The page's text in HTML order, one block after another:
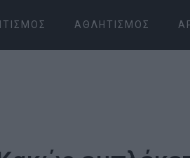
ΑΘΛΗΤΙΣΜΌΣ